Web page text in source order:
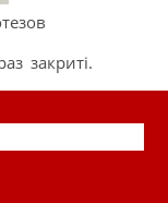
закриті.